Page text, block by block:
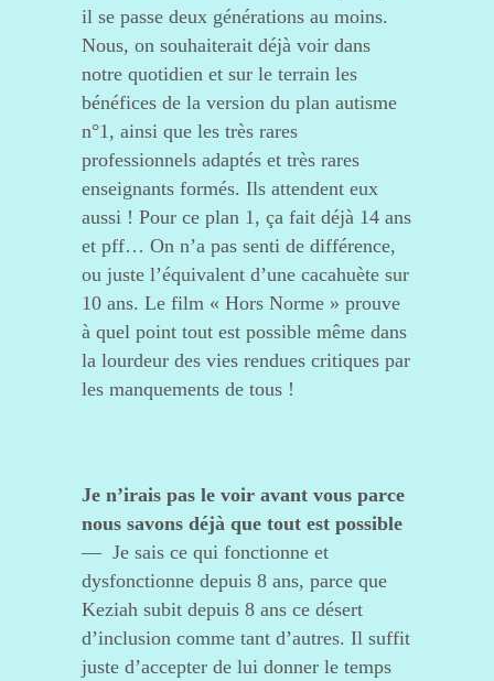
il se passe deux générations au moins.
Nous, on souhaiterait déjà voir dans
notre quotidien et sur le terrain les
bénéfices de la version du plan autisme
n°1, ainsi que les très rares
professionnels adaptés et très rares
enseignants formés. Ils attendent eux
aussi ! Pour ce plan 1, ça fait déjà 14 ans
et pff… On n’a pas senti de différence,
ou juste l’équivalent d’une cacahuète sur
10 ans. Le film « Hors Norme » prouve
à quel point tout est possible même dans
la lourdeur des vies rendues critiques par
les manquements de tous !
Je n’irais pas le voir avant vous parce
nous savons déjà que tout est possible
— Je sais ce qui fonctionne et
dysfonctionne depuis 8 ans, parce que
Keziah subit depuis 8 ans ce désert
d’inclusion comme tant d’autres. Il suffit
juste d’accepter de lui donner le temps